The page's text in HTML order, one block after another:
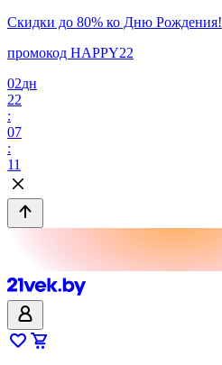
Скидки до 80% ко Дню Рождения!
промокод HAPPY22
02дн
22
:
07
:
11